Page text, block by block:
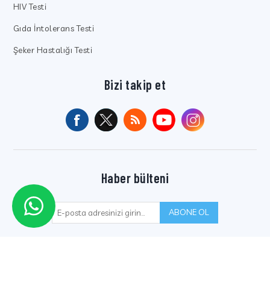
HIV Testi
Gıda İntolerans Testi
Şeker Hastalığı Testi
Bizi takip et
Haber bülteni
ABONE OL